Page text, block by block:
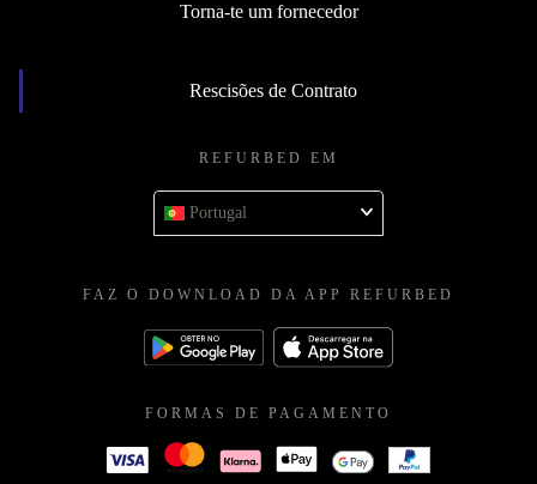
Torna-te um fornecedor
Rescisões de Contrato
REFURBED EM
Portugal
FAZ O DOWNLOAD DA APP REFURBED
FORMAS DE PAGAMENTO